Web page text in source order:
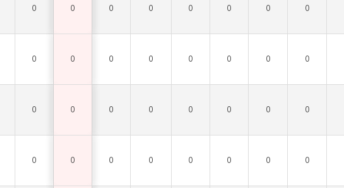
0 0 0 0 0 0 0 0
0 0 0 0 0 0 0 0
0 0 0 0 0 0 0 0
0 0 0 0 0 0 0 0